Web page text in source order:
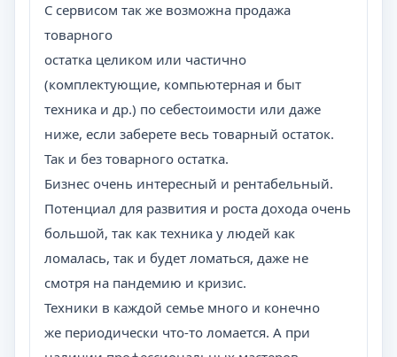
С сервисом так же возможна продажа
товарного
остатка целиком или частично
(комплектующие, компьютерная и быт
техника и др.) по себестоимости или даже
ниже, если заберете весь товарный остаток.
Так и без товарного остатка.
Бизнес очень интересный и рентабельный.
Потенциал для развития и роста дохода очень
большой, так как техника у людей как
ломалась, так и будет ломаться, даже не
смотря на пандемию и кризис.
Техники в каждой семье много и конечно
же периодически что-то ломается. А при